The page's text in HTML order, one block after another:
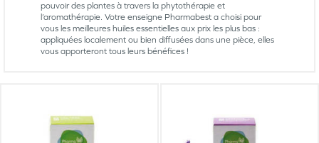
pouvoir des plantes à travers la phytothérapie et
l’aromathérapie. Votre enseigne Pharmabest a choisi pour
vous les meilleures huiles essentielles aux prix les plus bas :
appliquées localement ou bien diffusées dans une pièce, elles
vous apporteront tous leurs bénéfices !